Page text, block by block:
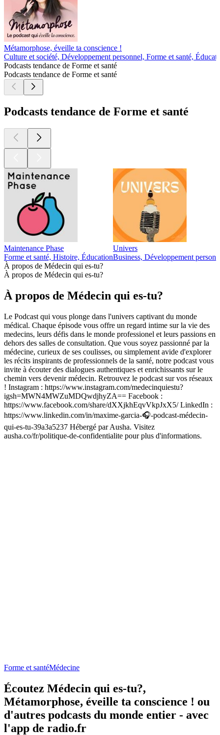
Métamorphose, éveille ta conscience !
Culture et société, Développement personnel, Forme et santé,
Podcasts tendance de Forme et santé
Podcasts tendance de Forme et santé
Podcasts tendance de Forme et santé
Maintenance Phase
Forme et santé, Histoire, Éducation
Univers
Business, Développement
À propos de Médecin qui es-tu?
À propos de Médecin qui es-tu?
À propos de Médecin qui es-tu?
Le Podcast qui vous plonge dans l'univers captivant du monde
médical. Chaque épisode vous offre un regard intime sur la vie des
medecins, leurs défis dans le monde professionel et leurs passions en
dehors des salles de consultation. Que vous soyez passionné par la
médecine, curieux de ses coulisses, ou simplement avide d'explorer
les récits inspirants de professionnels de la santé, notre podcast vous
invite à écouter des dialogues authentiques et enrichissants sur le
chemin vers devenir médecin. Retrouvez le podcast sur vos réseaux
! Instagram : https://www.instagram.com/medecinquiestu?
igsh=MWN4MWZuMDQwdjhyZA== Facebook :
https://www.facebook.com/share/dXXjkhEqvVkpJxX5/ LinkedIn :
https://www.linkedin.com/in/maxime-garcia-🎧-podcast-médecin-
qui-es-tu-39a3a5237 Hébergé par Ausha. Visitez
ausha.co/fr/politique-de-confidentialite pour plus d'informations.
Forme et santéMédecine
Écoutez Médecin qui es-tu?,
Métamorphose, éveille ta conscience ! ou
d'autres podcasts du monde entier - avec
l'app de radio.fr